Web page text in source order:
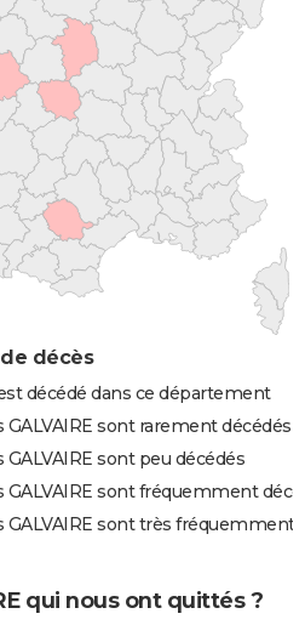
de décès
décédé dans ce département
sont rarement décédés
sont peu décédés
sont fréquemment
sont très fréquemment
qui nous ont quittés ?